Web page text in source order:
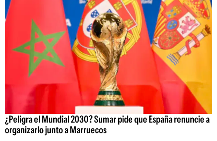
¿Peligra el Mundial 2030? Sumar pide que España renuncie a
organizarlo junto a Marruecos